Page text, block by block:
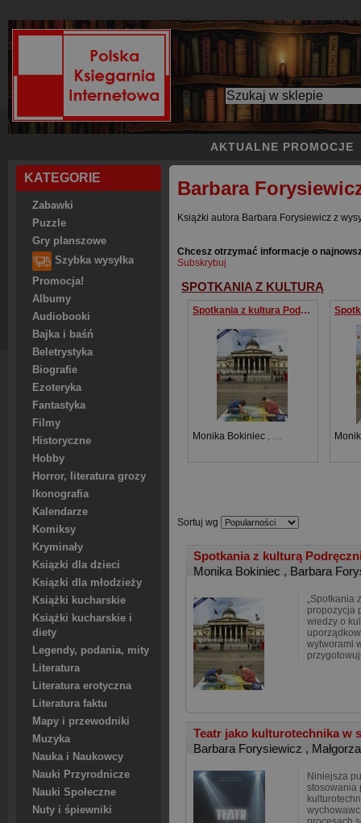
AKTUALNE PROMOCJE
KATEGORIE
Zabawki
Puzzle
Gry planszowe
Szybka wysyłka
Promocja!
Albumy
Audiobooki
Bajka i baśń
Beletrystyka
Biografie
Ezoteryka
Fantastyka
Filmy
Historyczne
Hobby
Horror, literatura grozy
Ikonografia
Kalendarze
Komiksy
Kryminały
Ksiązki dla dzieci
Ksiązki dla młodzieży
Książki kucharskie
Książki kucharskie i
diety
Legendy, podania, mity
Literatura
Literatura erotyczna
Literatura faktu
Mapy i przewodniki
Muzyka
Nauka i Naukowcy
Nauki Przyrodnicze
Nauki Społeczne
Nuty i śpiewniki
Barbara
Książki autora Barbara Forysiewicz z
Chcesz otrzymać informacje o
Subskrybuj
SPOTKANIA Z KULTURĄ
Spotkania z kulturą Podręcznik Szkoła ponadgimnazjalna
Monika Bokiniec , Barbara Forysiewicz
Sortuj wg
Spotkania z kulturą
Monika Bokiniec , Barbara
„Spotkania
propozycja
wiedzy o
wytworami
Teatr jako kulturotechnika w
Barbara Forysiewicz ,
Niniejsza
stosowania